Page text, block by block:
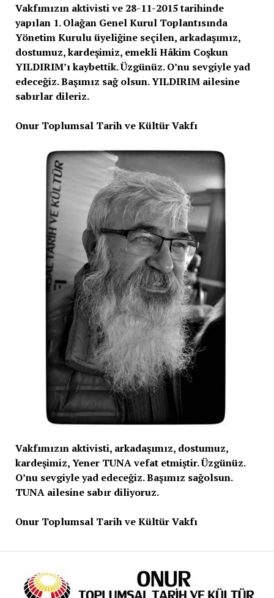
Vakfımızın aktivisti ve 28-11-2015 tarihinde
yapılan 1. Olağan Genel Kurul Toplantısında
Yönetim Kurulu üyeliğine seçilen, arkadaşımız,
dostumuz, kardeşimiz, emekli Hâkim Coşkun
YILDIRIM’ı kaybettik. Üzgünüz. O’nu sevgiyle yad
edeceğiz. Başımız sağ olsun. YILDIRIM ailesine
sabırlar dileriz.
Onur Toplumsal Tarih ve Kültür Vakfı
Vakfımızın aktivisti, arkadaşımız, dostumuz,
kardeşimiz, Yener TUNA vefat etmiştir. Üzgünüz.
O’nu sevgiyle yad edeceğiz. Başımız sağolsun.
TUNA ailesine sabır diliyoruz.
Onur Toplumsal Tarih ve Kültür Vakfı